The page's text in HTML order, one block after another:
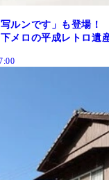
ルンです」も登場
メロの平成レトロ遺